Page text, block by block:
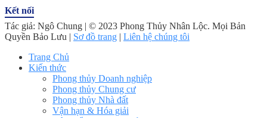
Kết nối
Tác giả: Ngô Chung | © 2023 Phong Thủy Nhân Lộc. Mọi Bản
Quyền Bảo Lưu | Sơ đồ trang | Liên hệ chúng tôi
Trang Chủ
Kiến thức
Phong thủy Doanh nghiệp
Phong thủy Chung cư
Phong thủy Nhà đất
Vận hạn & Hóa giải